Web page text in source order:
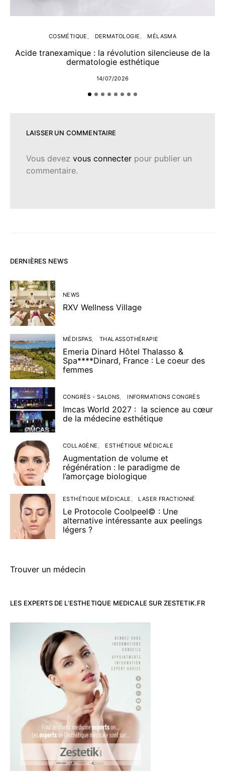
COSMÉTIQUE DERMATOLOGIE MÉLASMA
Acide tranexamique : la révolution silencieuse de la
dermatologie esthétique
14/07/2026
LAISSER UN COMMENTAIRE
Vous devez vous connecter pour publier un
commentaire.
DERNIÈRES NEWS
NEWS
RXV Wellness Village
MÉDISPAS THALASSOTHÉRAPIE
Emeria Dinard Hôtel Thalasso &
Spa****Dinard, France : Le coeur des
femmes
CONGRÈS - SALONS INFORMATIONS CONGRÈS
Imcas World 2027 : la science au cœur
de la médecine esthétique
COLLAGÈNE ESTHÉTIQUE MÉDICALE
Augmentation de volume et
régénération : le paradigme de
l’amorçage biologique
ESTHÉTIQUE MÉDICALE LASER FRACTIONNÉ
Le Protocole Coolpeel© : Une
alternative intéressante aux peelings
légers ?
Trouver un médecin
LES EXPERTS DE L’ESTHETIQUE MEDICALE SUR ZESTETIK.FR